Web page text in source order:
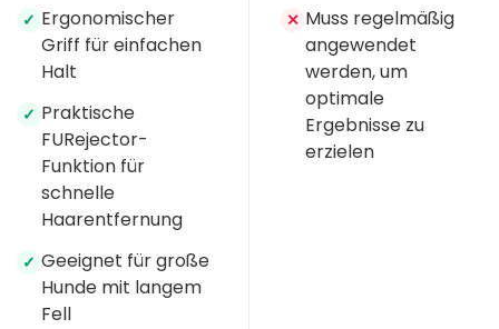
✓ Ergonomischer
Griff für einfachen
Halt
✓ Praktische
FURejector-
Funktion für
schnelle
Haarentfernung
✓ Geeignet für große
Hunde mit langem
Fell
✕ Muss regelmäßig
angewendet
werden, um
optimale
Ergebnisse zu
erzielen